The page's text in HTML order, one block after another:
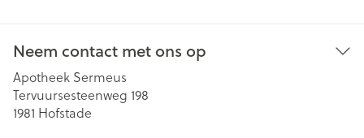
Neem contact met ons op
Apotheek Sermeus
Tervuursesteenweg 198
1981 Hofstade